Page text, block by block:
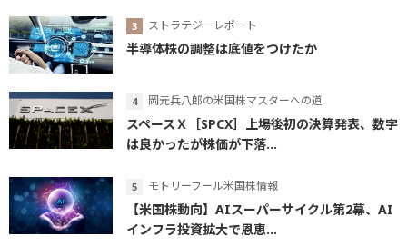
ストラテジーレポート
半導体株の調整は底値をつけたか
岡元兵八郎の米国株マスターへの道
スペースＸ［SPCX］上場後初の決算発表、数字
は良かったが株価が下落...
モトリーフール米国株情報
【米国株動向】AIスーパーサイクル第2幕、AI
インフラ投資拡大で恩恵...